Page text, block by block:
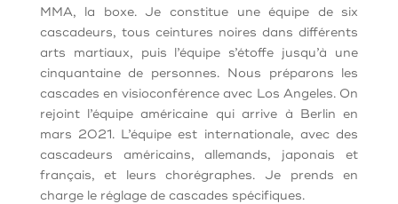
MMA, la boxe. Je constitue une équipe de six
cascadeurs, tous ceintures noires dans différents
arts martiaux, puis l’équipe s’étoffe jusqu’à une
cinquantaine de personnes. Nous préparons les
cascades en visioconférence avec Los Angeles. On
rejoint l’équipe américaine qui arrive à Berlin en
mars 2021. L’équipe est internationale, avec des
cascadeurs américains, allemands, japonais et
français, et leurs chorégraphes. Je prends en
charge le réglage de cascades spécifiques.